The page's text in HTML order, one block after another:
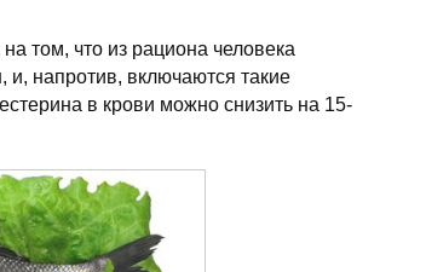
том, что из рациона человека
и, напротив, включаются такие
в крови можно снизить на 15-